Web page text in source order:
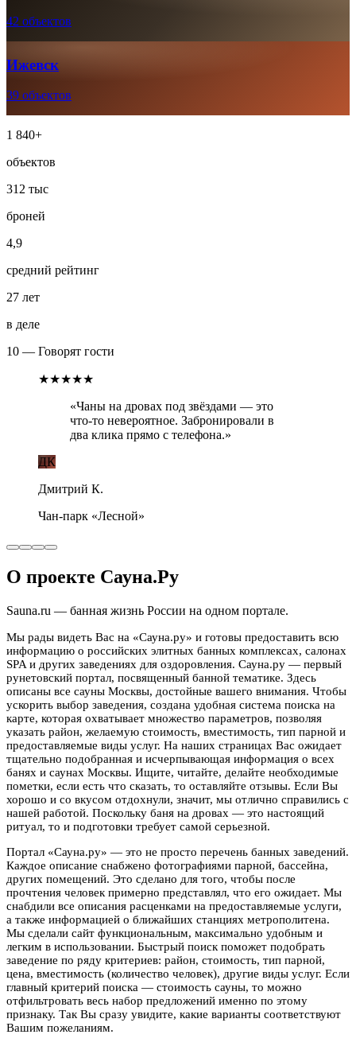
42 объектов
Ижевск
39 объектов
1 840+
объектов
312 тыс
броней
4,9
средний рейтинг
27 лет
в деле
10 — Говорят гости
★★★★★
«Чаны на дровах под звёздами — это
что-то невероятное. Забронировали в
два клика прямо с телефона.»
ДК
Дмитрий К.
Чан-парк «Лесной»
О проекте Сауна.Ру
Sauna.ru — банная жизнь России на одном портале.
Мы рады видеть Вас на «Сауна.ру» и готовы предоставить всю
информацию о российских элитных банных комплексах, салонах
SPA и других заведениях для оздоровления. Сауна.ру — первый
рунетовский портал, посвященный банной тематике. Здесь
описаны все сауны Москвы, достойные вашего внимания. Чтобы
ускорить выбор заведения, создана удобная система поиска на
карте, которая охватывает множество параметров, позволяя
указать район, желаемую стоимость, вместимость, тип парной и
предоставляемые виды услуг. На наших страницах Вас ожидает
тщательно подобранная и исчерпывающая информация о всех
банях и саунах Москвы. Ищите, читайте, делайте необходимые
пометки, если есть что сказать, то оставляйте отзывы. Если Вы
хорошо и со вкусом отдохнули, значит, мы отлично справились с
нашей работой. Поскольку баня на дровах — это настоящий
ритуал, то и подготовки требует самой серьезной.
Портал «Сауна.ру» — это не просто перечень банных заведений.
Каждое описание снабжено фотографиями парной, бассейна,
других помещений. Это сделано для того, чтобы после
прочтения человек примерно представлял, что его ожидает. Мы
снабдили все описания расценками на предоставляемые услуги,
а также информацией о ближайших станциях метрополитена.
Мы сделали сайт функциональным, максимально удобным и
легким в использовании. Быстрый поиск поможет подобрать
заведение по ряду критериев: район, стоимость, тип парной,
цена, вместимость (количество человек), другие виды услуг. Если
главный критерий поиска — стоимость сауны, то можно
отфильтровать весь набор предложений именно по этому
признаку. Так Вы сразу увидите, какие варианты соответствуют
Вашим пожеланиям.